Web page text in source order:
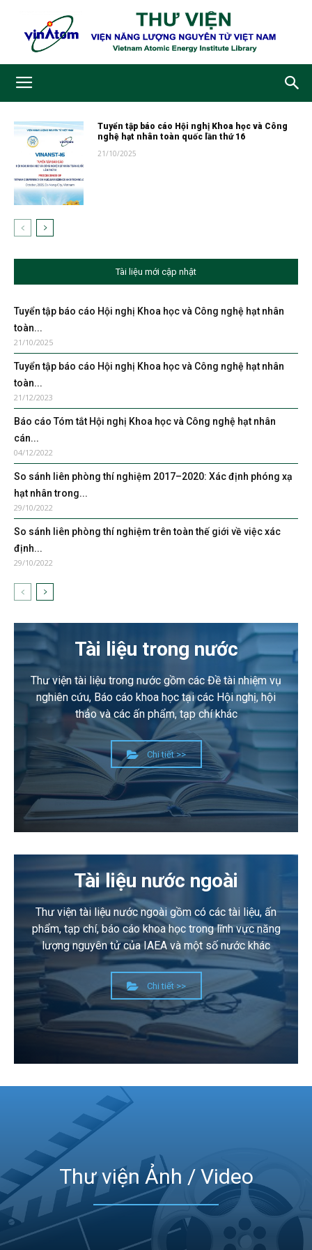
Tuyển tập báo cáo Hội nghị Khoa học và Công
nghệ hạt nhân toàn quốc lần thứ 16
21/10/2025
Tài liệu mới cập nhật
Tuyển tập báo cáo Hội nghị Khoa học và Công nghệ hạt nhân
toàn...
21/10/2025
Tuyển tập báo cáo Hội nghị Khoa học và Công nghệ hạt nhân
toàn...
21/12/2023
Báo cáo Tóm tắt Hội nghị Khoa học và Công nghệ hạt nhân
cán...
04/12/2022
So sánh liên phòng thí nghiệm 2017–2020: Xác định phóng xạ
hạt nhân trong...
29/10/2022
So sánh liên phòng thí nghiệm trên toàn thế giới về việc xác
định...
29/10/2022
Tài liệu trong nước
Thư viện tài liệu trong nước gồm các Đề tài nhiệm vụ
nghiên cứu, Báo cáo khoa học tại các Hội nghị, hội
thảo và các ấn phẩm, tạp chí khác
Chi tiết >>
Tài liệu nước ngoài
Thư viện tài liệu nước ngoài gồm có các tài liệu, ấn
phẩm, tạp chí, báo cáo khoa học trong lĩnh vực năng
lượng nguyên tử của IAEA và một số nước khác
Chi tiết >>
Thư viện Ảnh / Video